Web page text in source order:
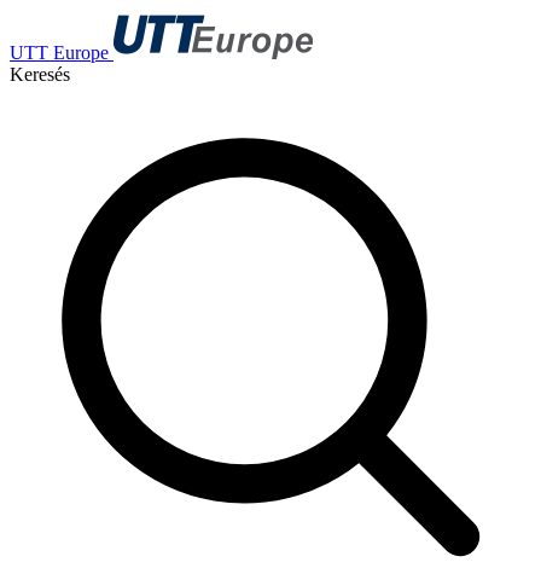
UTT Europe
Keresés